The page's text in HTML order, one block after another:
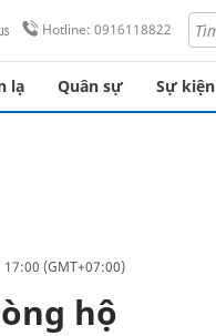
Hotline: 0916118822
lạ Quân sự Sự kiện
(GMT+07:00)
hộ